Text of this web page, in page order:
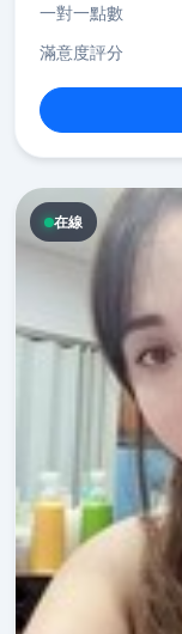
一對一點數
滿意度評分
在線